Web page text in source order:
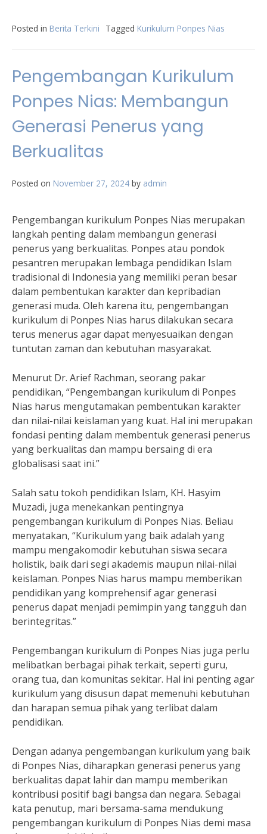
Posted in Berita Terkini Tagged Kurikulum Ponpes Nias
Pengembangan Kurikulum
Ponpes Nias: Membangun
Generasi Penerus yang
Berkualitas
Posted on November 27, 2024 by admin
Pengembangan kurikulum Ponpes Nias merupakan
langkah penting dalam membangun generasi
penerus yang berkualitas. Ponpes atau pondok
pesantren merupakan lembaga pendidikan Islam
tradisional di Indonesia yang memiliki peran besar
dalam pembentukan karakter dan kepribadian
generasi muda. Oleh karena itu, pengembangan
kurikulum di Ponpes Nias harus dilakukan secara
terus menerus agar dapat menyesuaikan dengan
tuntutan zaman dan kebutuhan masyarakat.
Menurut Dr. Arief Rachman, seorang pakar
pendidikan, “Pengembangan kurikulum di Ponpes
Nias harus mengutamakan pembentukan karakter
dan nilai-nilai keislaman yang kuat. Hal ini merupakan
fondasi penting dalam membentuk generasi penerus
yang berkualitas dan mampu bersaing di era
globalisasi saat ini.”
Salah satu tokoh pendidikan Islam, KH. Hasyim
Muzadi, juga menekankan pentingnya
pengembangan kurikulum di Ponpes Nias. Beliau
menyatakan, “Kurikulum yang baik adalah yang
mampu mengakomodir kebutuhan siswa secara
holistik, baik dari segi akademis maupun nilai-nilai
keislaman. Ponpes Nias harus mampu memberikan
pendidikan yang komprehensif agar generasi
penerus dapat menjadi pemimpin yang tangguh dan
berintegritas.”
Pengembangan kurikulum di Ponpes Nias juga perlu
melibatkan berbagai pihak terkait, seperti guru,
orang tua, dan komunitas sekitar. Hal ini penting agar
kurikulum yang disusun dapat memenuhi kebutuhan
dan harapan semua pihak yang terlibat dalam
pendidikan.
Dengan adanya pengembangan kurikulum yang baik
di Ponpes Nias, diharapkan generasi penerus yang
berkualitas dapat lahir dan mampu memberikan
kontribusi positif bagi bangsa dan negara. Sebagai
kata penutup, mari bersama-sama mendukung
pengembangan kurikulum di Ponpes Nias demi masa